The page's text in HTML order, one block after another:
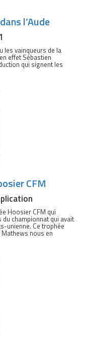
l’Aude
les vainqueurs de la
effet Sébastien
qui signent les
CFM
Hoosier CFM qui
championnat qui avait
unienne. Ce trophée
nous en